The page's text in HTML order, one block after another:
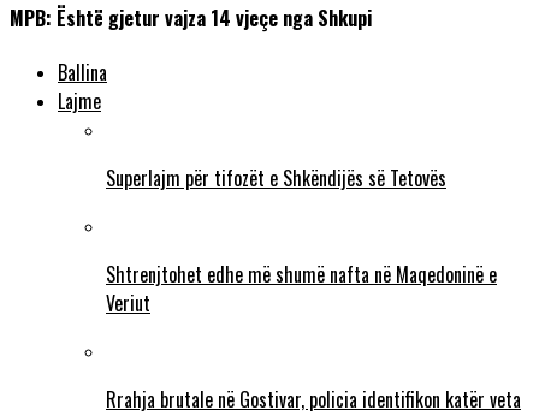
MPB: Është gjetur vajza 14 vjeçe nga Shkupi
Ballina
Lajme
Superlajm për tifozët e Shkëndijës së Tetovës
Shtrenjtohet edhe më shumë nafta në Maqedoninë e
Veriut
Rrahja brutale në Gostivar, policia identifikon katër veta